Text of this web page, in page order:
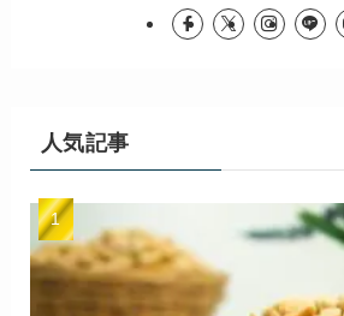
人気記事